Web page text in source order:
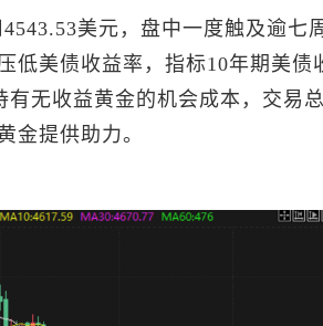
美元，盘中一度触及逾七
低美债收益率，指标10年期美债
无收益黄金的机会成本，交易
金提供助力。